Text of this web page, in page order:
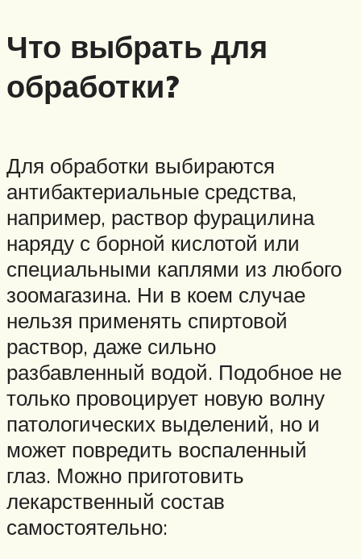
Что выбрать для
обработки?
Для обработки выбираются
антибактериальные средства,
например, раствор фурацилина
наряду с борной кислотой или
специальными каплями из любого
зоомагазина. Ни в коем случае
нельзя применять спиртовой
раствор, даже сильно
разбавленный водой. Подобное не
только провоцирует новую волну
патологических выделений, но и
может повредить воспаленный
глаз. Можно приготовить
лекарственный состав
самостоятельно: